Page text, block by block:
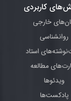
کاربردی
خارجی
روانشناسی
استاد
مطالعه
ویدئوها
پادکست‌ها